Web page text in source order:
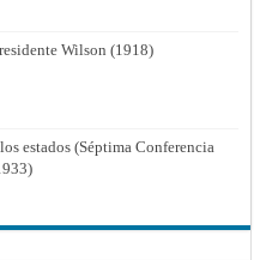
Wilson (1918)
estados (Séptima Conferencia